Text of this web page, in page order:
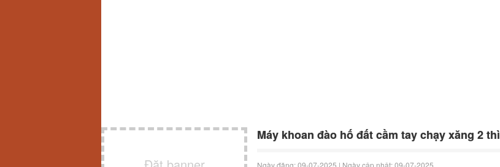
Máy khoan đào hố đất cầm tay chạy xăng 2 thì
Ngày đăng:09-07-2025 | Ngày cập nhật:09-07-2025